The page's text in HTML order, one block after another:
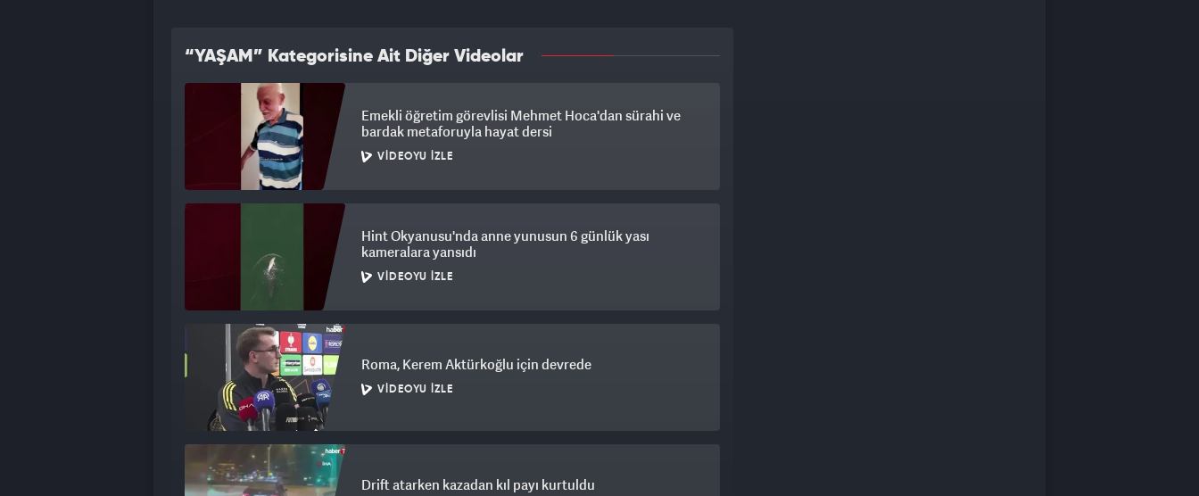
“YAŞAM” Kategorisine Ait Diğer Videolar
Emekli öğretim görevlisi Mehmet Hoca'dan sürahi ve
bardak metaforuyla hayat dersi
VIDEOYU İZLE
Hint Okyanusu'nda anne yunusun 6 günlük yası
kameralara yansıdı
VIDEOYU İZLE
Roma, Kerem Aktürkoğlu için devrede
VIDEOYU İZLE
Drift atarken kazadan kıl payı kurtuldu